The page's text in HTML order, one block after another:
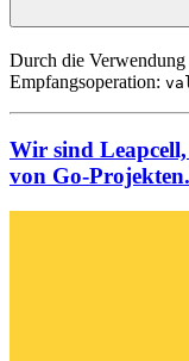
Durch die
Empfangsoperation:
Wir sind
von Go-Projekten.